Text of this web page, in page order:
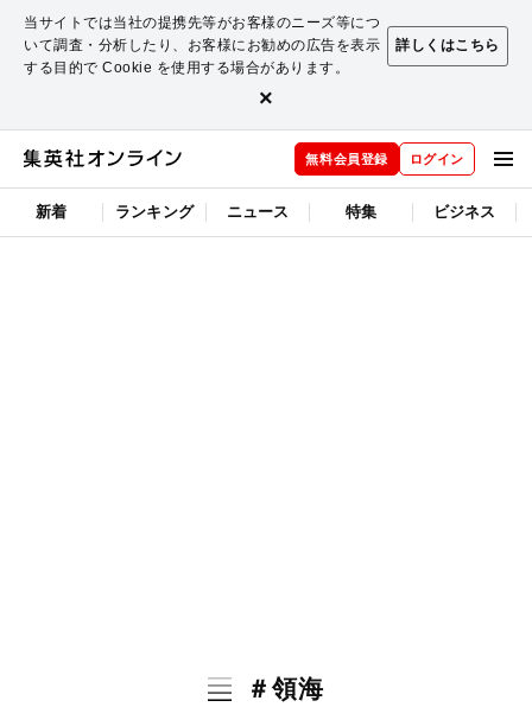
当サイトでは当社の提携先等がお客様のニーズ等につ
いて調査・分析したり、お客様にお勧めの広告を表示
する目的で Cookie を使用する場合があります。
詳しくはこちら
×
無料会員登録 ログイン
新着 ランキング ニュース 特集 ビジネス
＃領海